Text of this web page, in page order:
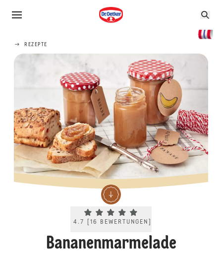
REZEPTE
Current rating 4.7. Click to rate.
4.7 16 BEWERTUNGEN
Bananenmarmelade